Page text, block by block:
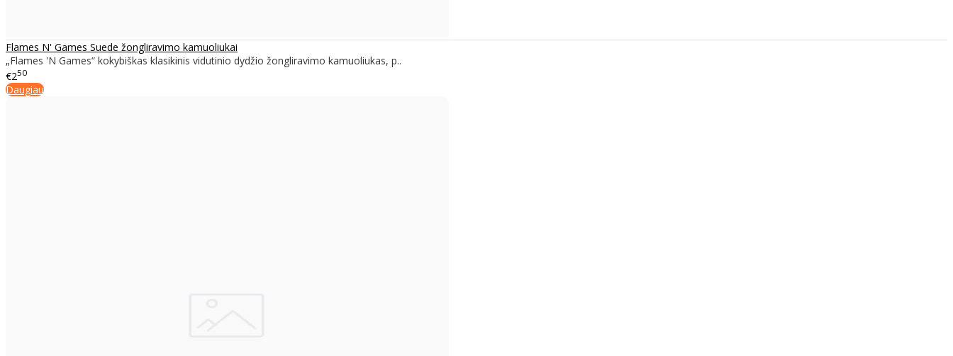
Flames N' Games Suede žongliravimo kamuoliukai
„Flames 'N Games“ kokybiškas klasikinis vidutinio dydžio žongliravimo kamuoliukas, p..
€250
Daugiau